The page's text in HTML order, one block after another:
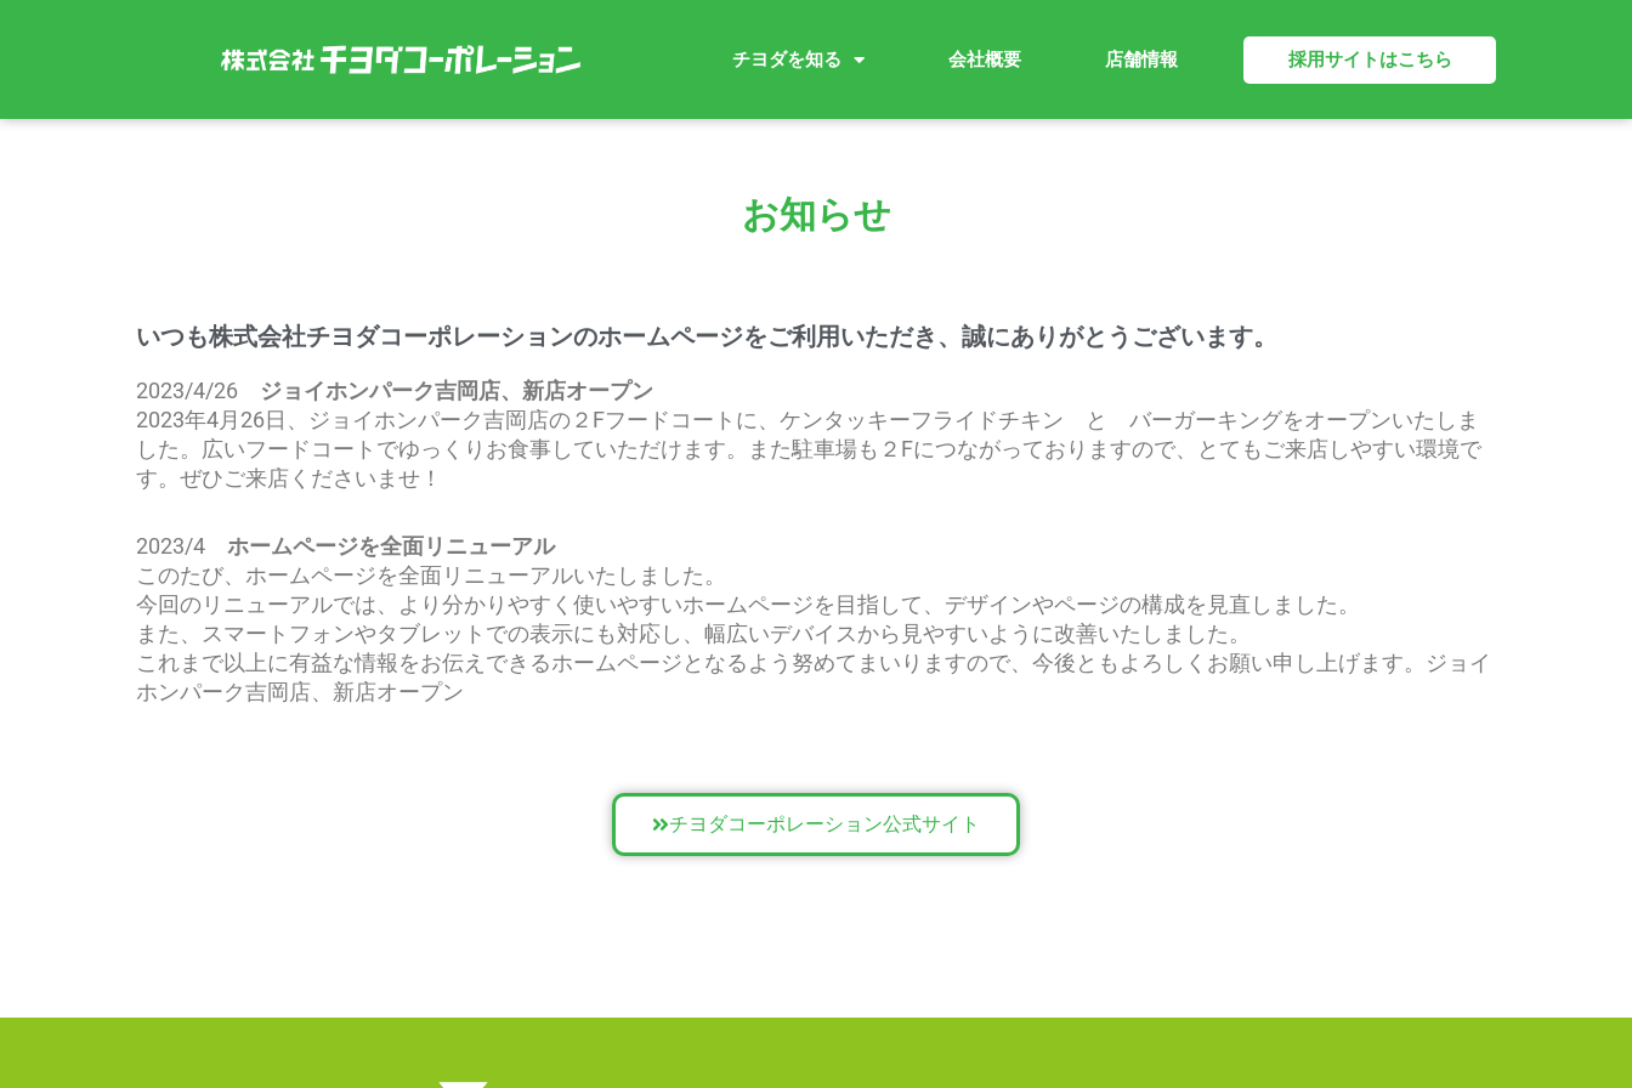
キ
チヨダを知る 会社概要 店舗情報 採用サイトはこちら
お知らせ
いつも株式会社チヨダコーポレーションのホームページをご利用いただき、誠にありがとうございます。
2023/4/26 ジョイホンパーク吉岡店、新店オープン
2023年4月26日、ジョイホンパーク吉岡店の２Fフードコートに、ケンタッキーフライドチキン と バーガーキングをオープンいたしま
した。 広いフードコートでゆっくりお食事していただけます。また駐車場も２Fにつながっておりますので、とてもご来店しやすい環境で
す。ぜひご来店くださいませ！
2023/4 ホームページを全面リニューアル
このたび、ホームページを全面リニューアルいたしました。
今回のリニューアルでは、より分かりやすく使いやすいホームページを目指して、デザインやページの構成を見直しました。
また、スマートフォンやタブレットでの表示にも対応し、幅広いデバイスから見やすいように改善いたしました。
これまで以上に有益な情報をお伝えできるホームページとなるよう努めてまいりますので、今後ともよろしくお願い申し上げます。 ジョイ
ホンパーク吉岡店、新店オープン
チヨダコーポレーション公式サイト